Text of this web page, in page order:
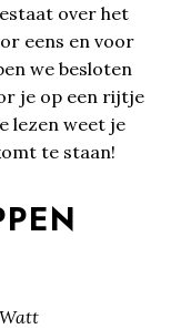
over het
eens en voor
we besloten
je op een rijtje
lezen weet je
te staan!